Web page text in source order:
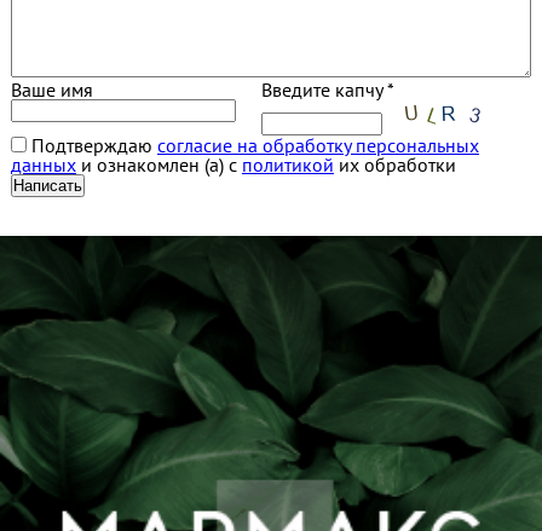
Ваше имя Введите капчу *
Подтверждаю согласие на обработку персональных
данныхи ознакомлен (а) с политикой их обработки